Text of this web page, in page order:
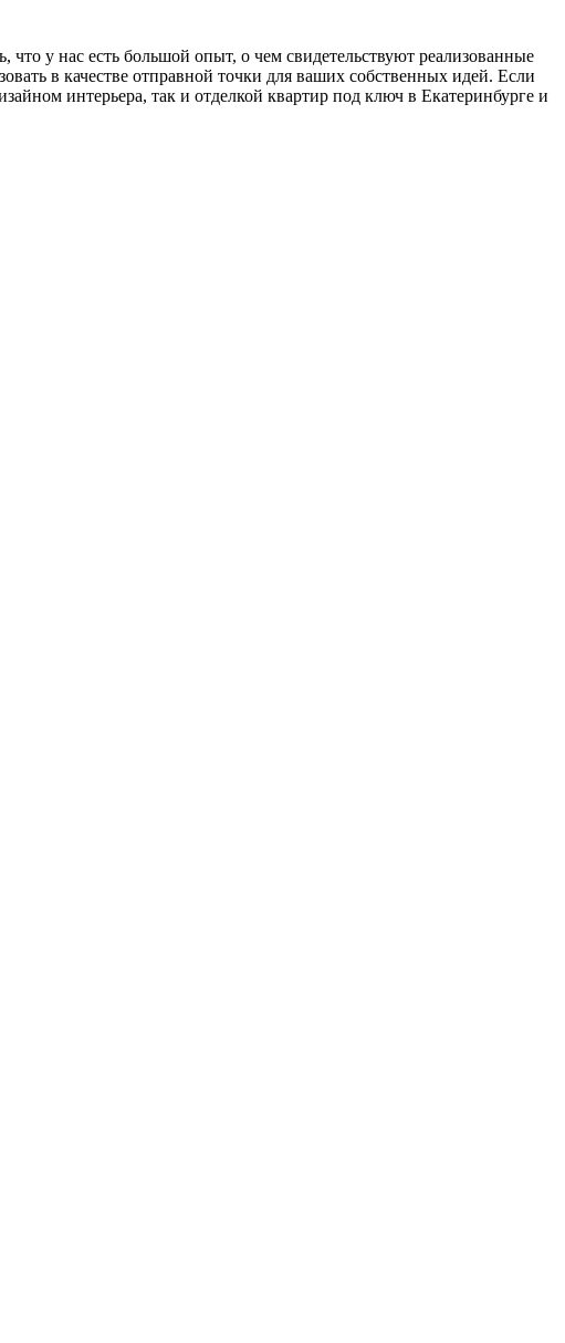
у нас есть большой опыт, о чем свидетельствуют реализованные
в качестве отправной точки для ваших собственных идей. Если
интерьера, так и отделкой квартир под ключ в Екатеринбурге и